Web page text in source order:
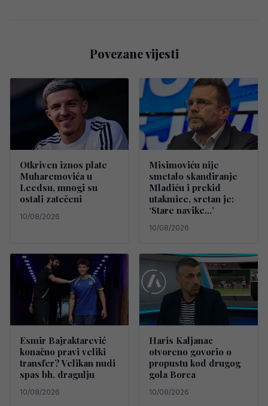
Povezane vijesti
Otkriven iznos plate
Muharemovića u
Leedsu, mnogi su
ostali zatečeni
10/08/2026
Misimoviću nije
smetalo skandiranje
Mladiću i prekid
utakmice, sretan je:
‘Stare navike…’
10/08/2026
Esmir Bajraktarević
konačno pravi veliki
transfer? Velikan nudi
spas bh. dragulju
10/08/2026
Haris Kaljanac
otvoreno govorio o
propustu kod drugog
gola Borca
10/08/2026